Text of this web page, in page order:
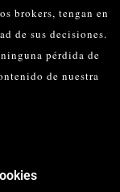
brokers, tengan en
de sus decisiones.
pérdida de
de nuestra